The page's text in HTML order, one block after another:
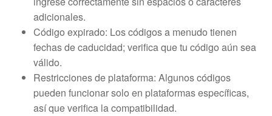
adicionales.
Código expirado: Los códigos a menudo tienen
fechas de caducidad; verifica que tu código aún sea
válido.
Restricciones de plataforma: Algunos códigos
pueden funcionar solo en plataformas específicas,
así que verifica la compatibilidad.